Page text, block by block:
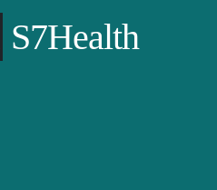
S7Health